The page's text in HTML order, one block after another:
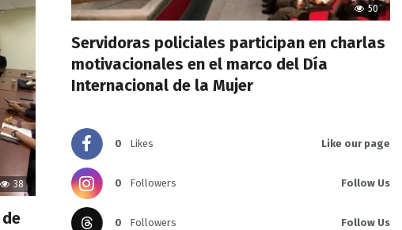
38
50
Servidoras policiales participan en charlas
motivacionales en el marco del Día
Internacional de la Mujer
0 Likes Like our page
0 Followers Follow Us
0 Followers Follow Us